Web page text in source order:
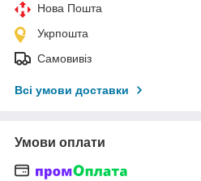
Нова Пошта
Укрпошта
Самовивіз
Всі умови доставки
Умови оплати